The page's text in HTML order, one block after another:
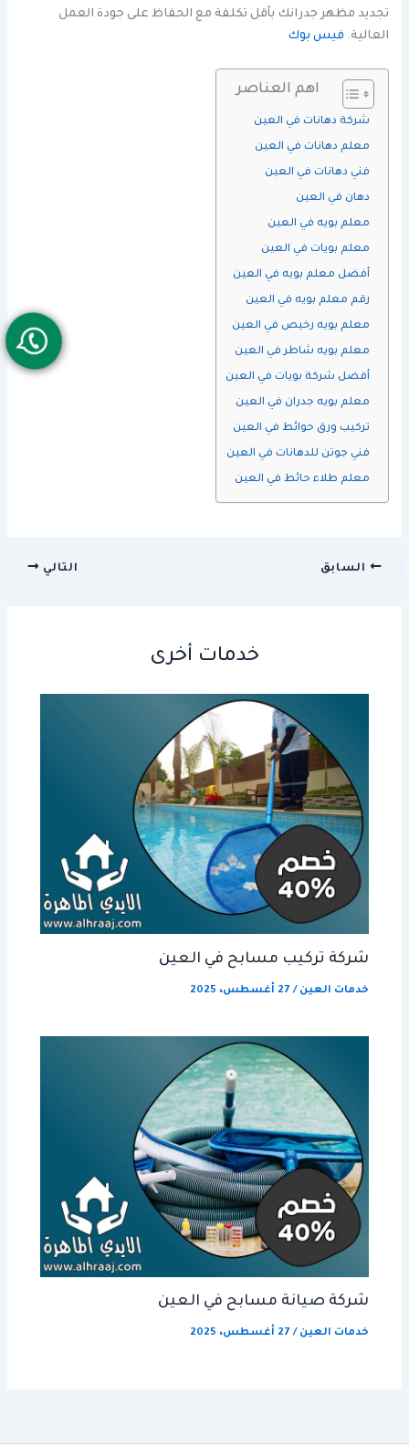
تجديد مظهر جدرانك بأقل تكلفة مع الحفاظ على جودة العمل
العالية. فيس بوك
اهم العناصر
شركة دهانات في العين
معلم دهانات في العين
فني دهانات في العين
دهان في العين
معلم بويه في العين
معلم بويات في العين
أفضل معلم بويه في العين
رقم معلم بويه في العين
معلم بويه رخيص في العين
معلم بويه شاطر في العين
أفضل شركة بويات في العين
معلم بويه جدران في العين
تركيب ورق حوائط في العين
فني جوتن للدهانات في العين
معلم طلاء حائط في العين
السابق التالي
خدمات أخرى
شركة تركيب مسابح في العين
خدمات العين / 27 أغسطس، 2025
شركة صيانة مسابح في العين
خدمات العين / 27 أغسطس، 2025